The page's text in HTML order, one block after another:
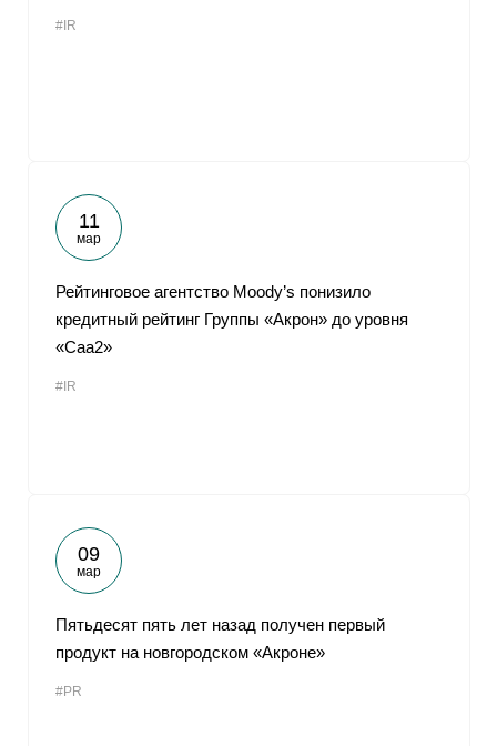
#IR
11
мар
Рейтинговое агентство Moody’s понизило
кредитный рейтинг Группы «Акрон» до уровня
«Caa2»
#IR
09
мар
Пятьдесят пять лет назад получен первый
продукт на новгородском «Акроне»
#PR